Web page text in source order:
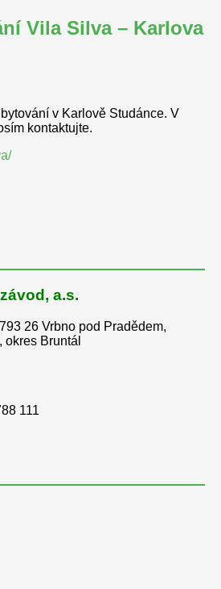
Vila Silva – Karlova
v Karlově Studánce. V
kontaktujte.
a.s.
26 Vrbno pod Pradědem,
okres Bruntál
111